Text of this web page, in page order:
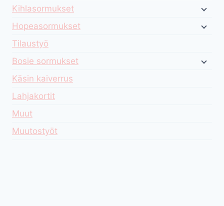
Kihlasormukset
Hopeasormukset
Tilaustyö
Bosie sormukset
Käsin kaiverrus
Lahjakortit
Muut
Muutostyöt